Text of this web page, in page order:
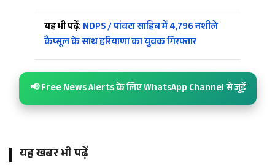
यह भी पढ़ें: NDPS / पांवटा साहिब में 4,796 नशीले
कैप्सूल के साथ हरियाणा का युवक गिरफ्तार
📢 Free News Alerts के लिए WhatsApp Channel से जुड़ें
यह खबर भी पढ़ें